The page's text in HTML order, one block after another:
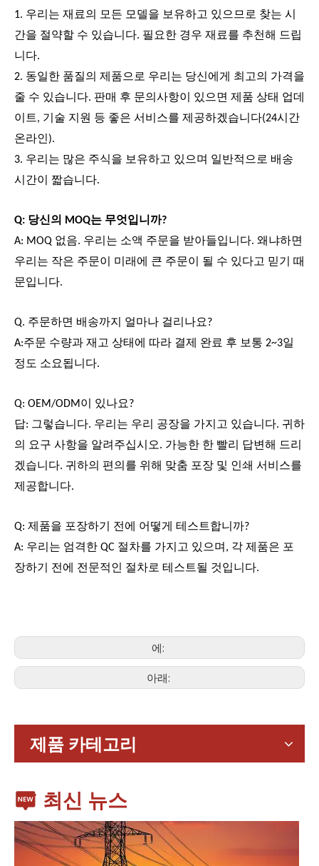
1. 우리는 재료의 모든 모델을 보유하고 있으므로 찾는 시
간을 절약할 수 있습니다. 필요한 경우 재료를 추천해 드립
니다.
2. 동일한 품질의 제품으로 우리는 당신에게 최고의 가격을
줄 수 있습니다. 판매 후 문의사항이 있으면 제품 상태 업데
이트, 기술 지원 등 좋은 서비스를 제공하겠습니다(24시간
온라인).
3. 우리는 많은 주식을 보유하고 있으며 일반적으로 배송
시간이 짧습니다.
Q: 당신의 MOQ는 무엇입니까?
A: MOQ 없음. 우리는 소액 주문을 받아들입니다. 왜냐하면
우리는 작은 주문이 미래에 큰 주문이 될 수 있다고 믿기 때
문입니다.
Q. 주문하면 배송까지 얼마나 걸리나요?
A:주문 수량과 재고 상태에 따라 결제 완료 후 보통 2~3일
정도 소요됩니다.
Q: OEM/ODM이 있나요?
답: 그렇습니다. 우리는 우리 공장을 가지고 있습니다. 귀하
의 요구 사항을 알려주십시오. 가능한 한 빨리 답변해 드리
겠습니다. 귀하의 편의를 위해 맞춤 포장 및 인쇄 서비스를
제공합니다.
Q: 제품을 포장하기 전에 어떻게 테스트합니까?
A: 우리는 엄격한 QC 절차를 가지고 있으며, 각 제품은 포
장하기 전에 전문적인 절차로 테스트될 것입니다.
에:
아래:
제품 카테고리
최신 뉴스
가전제품